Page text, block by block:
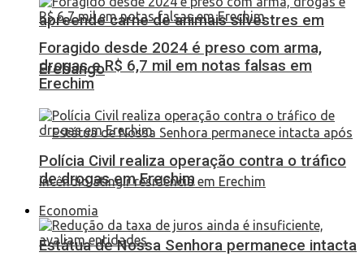
apreende carne de animais silvestres em
Erebango
Estátua de Nossa Senhora permanece intacta
Foragido desde 2024 é preso com arma,
drogas e R$ 6,7 mil em notas falsas em
Erechim
Polícia Civil realiza operação contra o tráfico
de drogas em Erechim
Economia